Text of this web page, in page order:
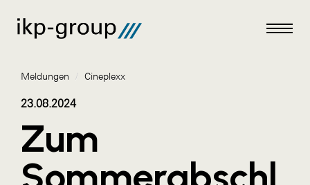
Meldungen
AKTUELLES
Meldungen / Cineplexx
23.08.2024
Zum